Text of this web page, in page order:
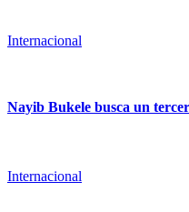
Internacional
Nayib Bukele busca un
Internacional